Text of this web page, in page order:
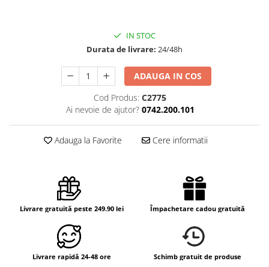
IN STOC
Durata de livrare: 24/48h
ADAUGA IN COS
Cod Produs: C2775
Ai nevoie de ajutor? 0742.200.101
Adauga la Favorite Cere informatii
Livrare gratuită peste 249.90 lei Împachetare cadou gratuită
Livrare rapidă 24-48 ore Schimb gratuit de produse